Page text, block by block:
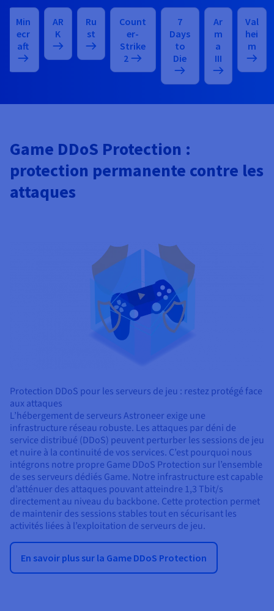
Min
ecr
aft
AR
K
Ru
st
Count
er-
Strike
2
7
Days
to
Die
Ar
m
a
III
Val
hei
m
Game DDoS Protection :
protection permanente contre les
attaques
Protection DDoS pour les serveurs de jeu : restez protégé face
aux attaques
L’hébergement de serveurs Astroneer exige une
infrastructure réseau robuste. Les attaques par déni de
service distribué (DDoS) peuvent perturber les sessions de jeu
et nuire à la continuité de vos services. C’est pourquoi nous
intégrons notre propre Game DDoS Protection sur l’ensemble
de ses serveurs dédiés Game. Notre infrastructure est capable
d’atténuer des attaques pouvant atteindre 1,3 Tbit/s
directement au niveau du backbone. Cette protection permet
de maintenir des sessions stables tout en sécurisant les
activités liées à l’exploitation de serveurs de jeu.
En savoir plus sur la Game DDoS Protection